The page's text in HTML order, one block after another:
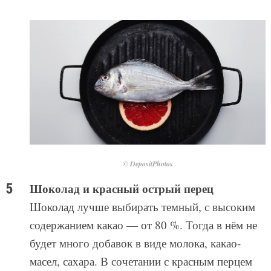
© DepositPhotos
Шоколад и красный острый перец
Шоколад лучше выбирать темный, с высоким
содержанием какао — от 80 %. Тогда в нём не
будет много добавок в виде молока, какао-
масел, сахара. В сочетании с красным перцем